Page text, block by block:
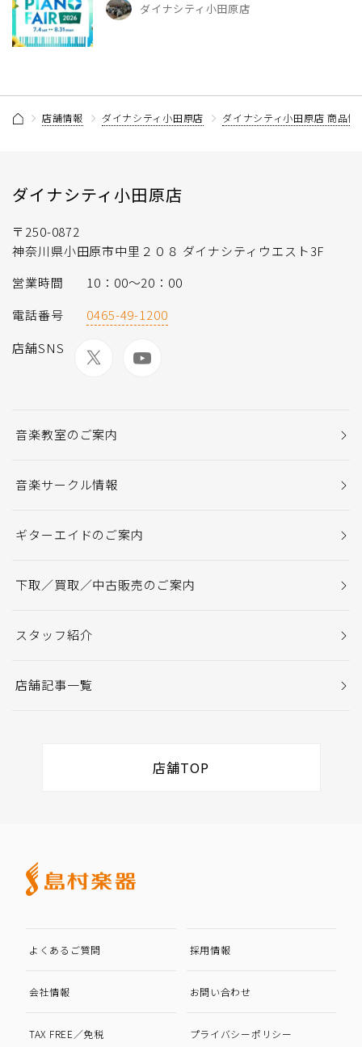
ダイナシティ小田原店
店舗情報 ダイナシティ小田原店 ダイナシティ小田原店 商品情
ダイナシティ小田原店
〒250-0872
神奈川県小田原市中里２０８ ダイナシティウエスト3F
営業時間
10：00～20：00
電話番号
0465-49-1200
店舗SNS
音楽教室のご案内
音楽サークル情報
ギターエイドのご案内
下取／買取／中古販売のご案内
スタッフ紹介
店舗記事一覧
店舗TOP
よくあるご質問 採用情報
会社情報 お問い合わせ
TAX FREE／免税 プライバシーポリシー